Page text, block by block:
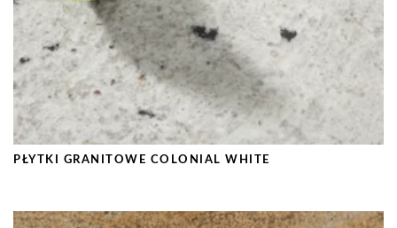
PŁYTKI GRANITOWE COLONIAL WHITE